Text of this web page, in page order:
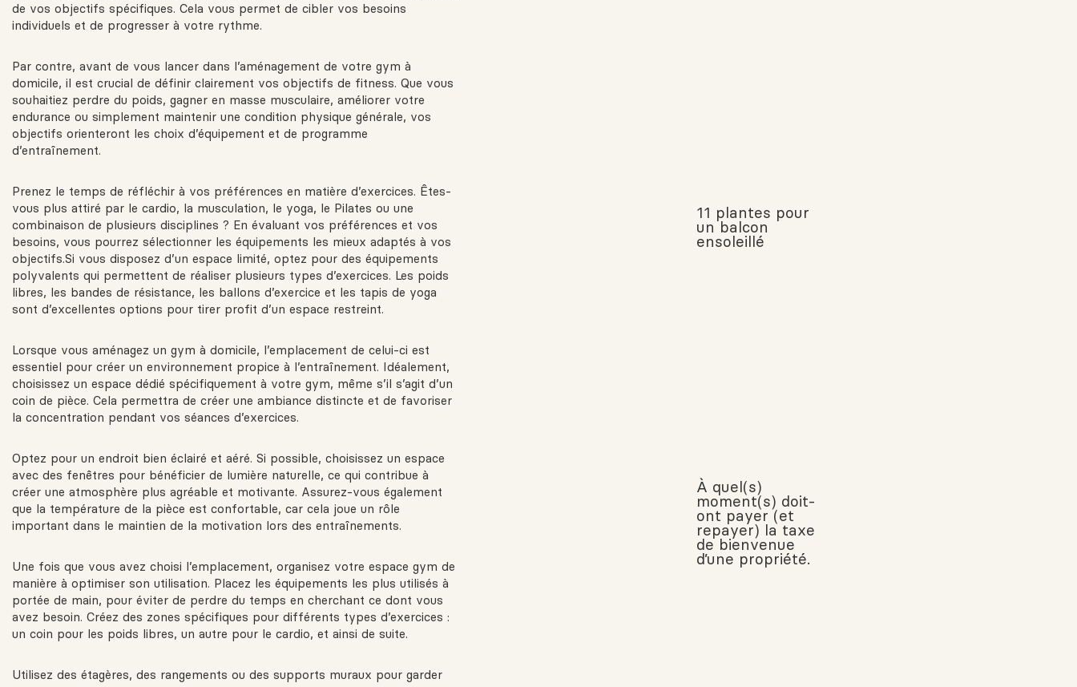
de vos objectifs spécifiques. Cela vous permet de cibler vos besoins
individuels et de progresser à votre rythme.
Par contre, avant de vous lancer dans l’aménagement de votre gym à
domicile, il est crucial de définir clairement vos objectifs de fitness. Que vous
souhaitiez perdre du poids, gagner en masse musculaire, améliorer votre
endurance ou simplement maintenir une condition physique générale, vos
objectifs orienteront les choix d’équipement et de programme
d’entraînement.
Prenez le temps de réfléchir à vos préférences en matière d’exercices. Êtes-
vous plus attiré par le cardio, la musculation, le yoga, le Pilates ou une
combinaison de plusieurs disciplines ? En évaluant vos préférences et vos
besoins, vous pourrez sélectionner les équipements les mieux adaptés à vos
objectifs.Si vous disposez d’un espace limité, optez pour des équipements
polyvalents qui permettent de réaliser plusieurs types d’exercices. Les poids
libres, les bandes de résistance, les ballons d’exercice et les tapis de yoga
sont d’excellentes options pour tirer profit d’un espace restreint.
Lorsque vous aménagez un gym à domicile, l’emplacement de celui-ci est
essentiel pour créer un environnement propice à l’entraînement. Idéalement,
choisissez un espace dédié spécifiquement à votre gym, même s’il s’agit d’un
coin de pièce. Cela permettra de créer une ambiance distincte et de favoriser
la concentration pendant vos séances d’exercices.
Optez pour un endroit bien éclairé et aéré. Si possible, choisissez un espace
avec des fenêtres pour bénéficier de lumière naturelle, ce qui contribue à
créer une atmosphère plus agréable et motivante. Assurez-vous également
que la température de la pièce est confortable, car cela joue un rôle
important dans le maintien de la motivation lors des entraînements.
Une fois que vous avez choisi l’emplacement, organisez votre espace gym de
manière à optimiser son utilisation. Placez les équipements les plus utilisés à
portée de main, pour éviter de perdre du temps en cherchant ce dont vous
avez besoin. Créez des zones spécifiques pour différents types d’exercices :
un coin pour les poids libres, un autre pour le cardio, et ainsi de suite.
Utilisez des étagères, des rangements ou des supports muraux pour garder
11 plantes pour
un balcon
ensoleillé
À quel(s)
moment(s) doit-
ont payer (et
repayer) la taxe
de bienvenue
d’une propriété.